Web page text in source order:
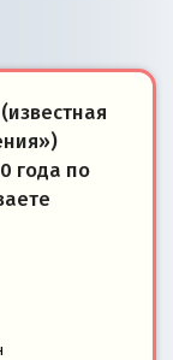
года по